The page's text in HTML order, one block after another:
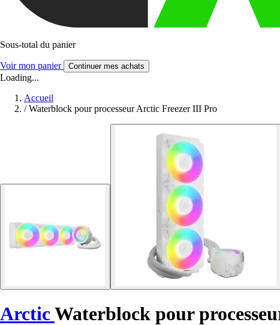
Sous-total du panier
Voir mon panier Continuer mes achats
Loading...
Accueil
/ Waterblock pour processeur Arctic Freezer III Pro
ArcticWaterblock pour